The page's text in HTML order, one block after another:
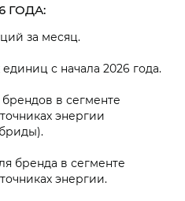
ГОДА:
за месяц.
с начала 2026 года.
в сегменте
энергии
бренда в сегменте
энергии.